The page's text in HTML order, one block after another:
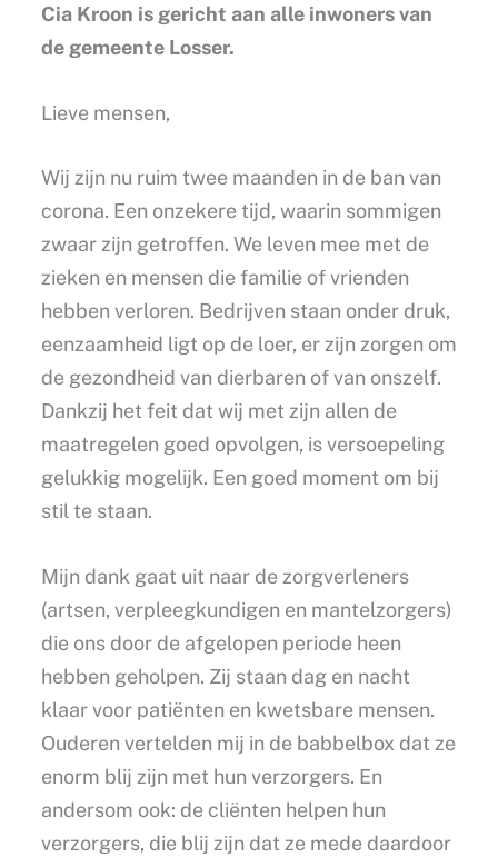
Cia Kroon is gericht aan alle inwoners van
de gemeente Losser.
Lieve mensen,
Wij zijn nu ruim twee maanden in de ban van
corona. Een onzekere tijd, waarin sommigen
zwaar zijn getroffen. We leven mee met de
zieken en mensen die familie of vrienden
hebben verloren. Bedrijven staan onder druk,
eenzaamheid ligt op de loer, er zijn zorgen om
de gezondheid van dierbaren of van onszelf.
Dankzij het feit dat wij met zijn allen de
maatregelen goed opvolgen, is versoepeling
gelukkig mogelijk. Een goed moment om bij
stil te staan.
Mijn dank gaat uit naar de zorgverleners
(artsen, verpleegkundigen en mantelzorgers)
die ons door de afgelopen periode heen
hebben geholpen. Zij staan dag en nacht
klaar voor patiënten en kwetsbare mensen.
Ouderen vertelden mij in de babbelbox dat ze
enorm blij zijn met hun verzorgers. En
andersom ook: de cliënten helpen hun
verzorgers, die blij zijn dat ze mede daardoor